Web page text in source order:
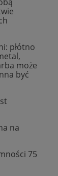
płótno
może
być
na
75